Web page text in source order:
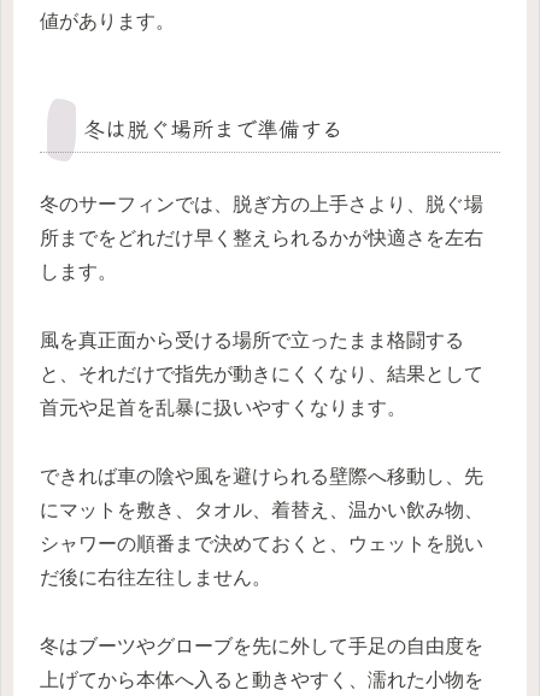
値があります。
冬は脱ぐ場所まで準備する
冬のサーフィンでは、脱ぎ方の上手さより、脱ぐ場
所までをどれだけ早く整えられるかが快適さを左右
します。
風を真正面から受ける場所で立ったまま格闘する
と、それだけで指先が動きにくくなり、結果として
首元や足首を乱暴に扱いやすくなります。
できれば車の陰や風を避けられる壁際へ移動し、先
にマットを敷き、タオル、着替え、温かい飲み物、
シャワーの順番まで決めておくと、ウェットを脱い
だ後に右往左往しません。
冬はブーツやグローブを先に外して手足の自由度を
上げてから本体へ入ると動きやすく、濡れた小物を